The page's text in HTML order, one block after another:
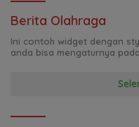
Berita Olahraga
Ini contoh widget dengan
anda bisa mengaturnya